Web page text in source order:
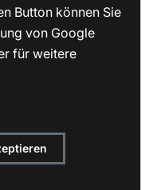
Button können Sie
von Google
für weitere